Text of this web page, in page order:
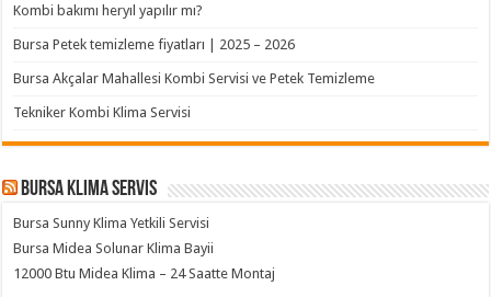
Kombi bakımı heryıl yapılır mı?
Bursa Petek temizleme fiyatları | 2025 – 2026
Bursa Akçalar Mahallesi Kombi Servisi ve Petek Temizleme
Tekniker Kombi Klima Servisi
Bursa klima servis
Bursa Sunny Klima Yetkili Servisi
Bursa Midea Solunar Klima Bayii
12000 Btu Midea Klima – 24 Saatte Montaj